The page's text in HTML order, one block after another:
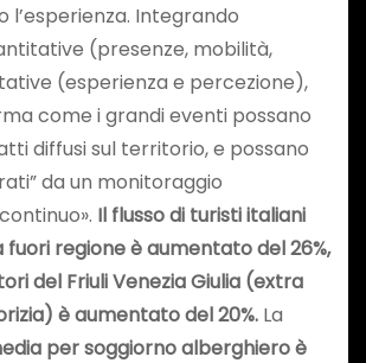
l’esperienza. Integrando
(presenze, mobilità,
(esperienza e percezione),
come i grandi eventi possano
diffusi sul territorio, e possano
da un monitoraggio
Il flusso di turisti italiani
regione è aumentato del 26%,
del Friuli Venezia Giulia (extra
è aumentato del 20%.La
per soggiorno alberghiero è